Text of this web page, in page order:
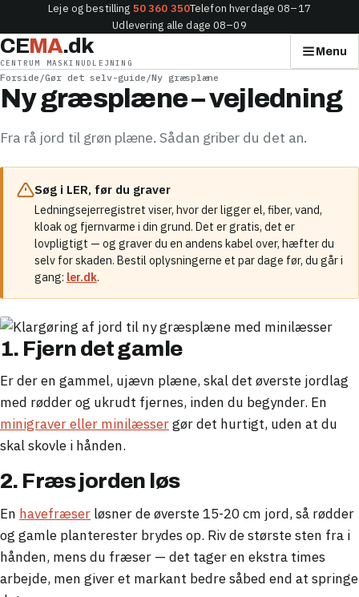
Leje og bestilling 50 360 350Telefon hverdage 08–17
Udlevering alle dage 08–09
CEMA.dk
CENTRUM MASKINUDLEJNING
Menu
Forside /Gør det selv-guide /Ny græsplæne
Ny græsplæne – vejledning
Fra rå jord til grøn plæne. Sådan griber du det an.
Søg i LER, før du graver
Ledningsejerregistret viser, hvor der ligger el, fiber, vand,
kloak og fjernvarme i din grund. Det er gratis, det er
lovpligtigt — og graver du en andens kabel over, hæfter du
selv for skaden. Bestil oplysningerne et par dage før, du går i
gang: ler.dk.
1. Fjern det gamle
Er der en gammel, ujævn plæne, skal det øverste jordlag
med rødder og ukrudt fjernes, inden du begynder. En
minigraver eller minilæssergør det hurtigt, uden at du
skal skovle i hånden.
2. Fræs jorden løs
En havefræser løsner de øverste 15-20 cm jord, så rødder
og gamle planterester brydes op. Riv de største sten fra i
hånden, mens du fræser — det tager en ekstra times
arbejde, men giver et markant bedre såbed end at springe